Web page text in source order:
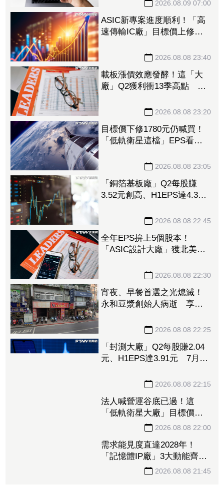
2026.08.09 07:00
ASIC新專案進度順利！「高
速傳輸IC廠」目標價上修至
2026.08.08 23:40
載板漲價效應發酵！這「大
廠」Q2獲利衝13季高點 再
2026.08.08 23:20
目標價下修1780元仍喊買！
「低軌衛星這檔」EPS看至
2026.08.08 23:05
「銅箔基板廠」Q2每股賺
3.52元創高、H1EPS達4.39
2026.08.08 22:45
全年EPS拚上5個股本！
「ASIC設計大廠」獲北美
2026.08.08 22:30
宵夜、早餐首選之光熄滅！
永和豆漿創始人病逝 享壽
2026.08.08 22:25
「封測大廠」Q2每股賺2.04
元、H1EPS達3.91元 7月營
2026.08.08 22:15
法人喊營運谷底已過！這
「低軌衛星大廠」目標價衝
1560元 下半年出貨回溫、
需求能見度直達2028年！
「記憶體IP廠」3大動能齊